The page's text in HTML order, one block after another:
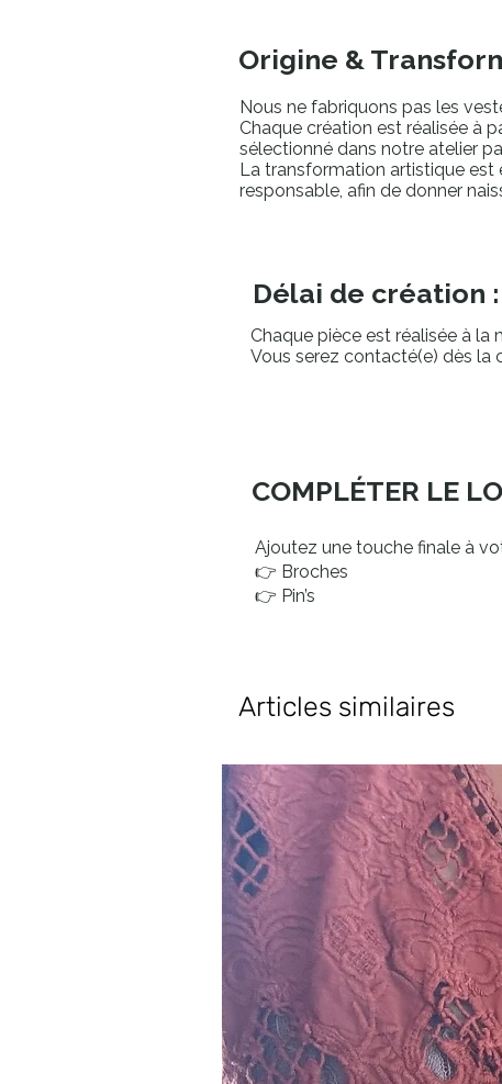
Origine &
Nous ne fabriquons pas les
Chaque création est réalisée à
sélectionné dans notre atelier
La transformation artistique est
responsable, afin de donner
Délai de création
Chaque pièce est réalisée à la
Vous serez contacté(e) dès la
COMPLÉTER LE
Ajoutez une touche finale à
👉 Broches
👉 Pin’s
Articles similaires